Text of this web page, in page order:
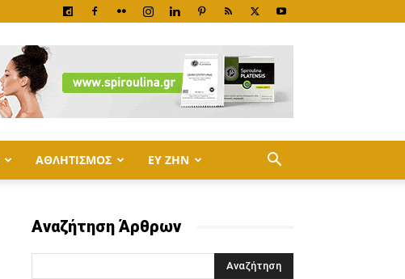
ΑΘΛΗΤΙΣΜΟΣ ΕΥ ΖΗΝ
Αναζήτηση Άρθρων